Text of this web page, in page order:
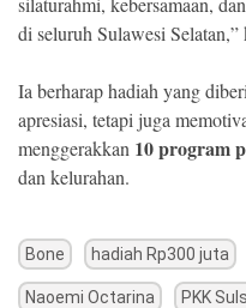
di seluruh Sulawesi Selatan,”
Ia berharap hadiah yang
apresiasi, tetapi juga
menggerakkan 10 program
dan kelurahan.
Bone hadiah Rp300 juta
Naoemi Octarina PKK